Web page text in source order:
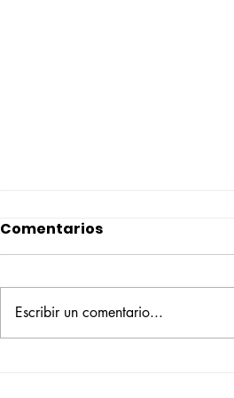
Comentarios
Escribir un comentario...